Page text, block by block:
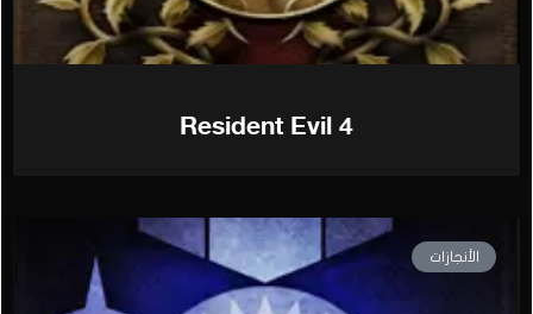
Resident Evil 4
الأنجازات